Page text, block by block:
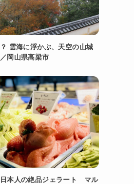
雲海に浮かぶ、天空の山城
岡山県高梁市
本人の絶品ジェラート マル